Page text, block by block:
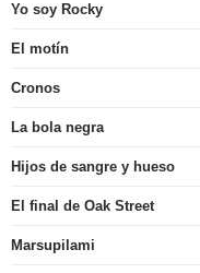
Yo soy Rocky
El motín
Cronos
La bola negra
Hijos de sangre y hueso
El final de Oak Street
Marsupilami